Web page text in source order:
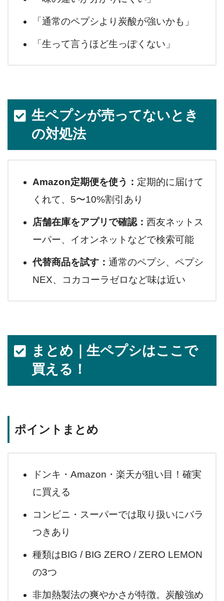
「通常のペプシより炭酸が強いかも」
「生って言うほど生っぽくない」
生ペプシが売ってないとき
の対処法
Amazon定期便を使う： 定期的に届けて
くれて、5〜10%割引あり
店舗在庫をアプリで確認： 西友ネットス
ーパー、イオンネットなどで検索可能
代替商品を試す： 通常のペプシ、ペプシ
NEX、コカコーラゼロなど味は近い
まとめ｜生ペプシはここで
買える！
ポイントまとめ
ドンキ・Amazon・楽天が狙い目！確実
に買える
コンビニ・スーパーでは取り扱いにバラ
つきあり
種類はBIG / BIG ZERO / ZERO LEMON
の3つ
非加熱製法の爽やかさが特徴。炭酸強め